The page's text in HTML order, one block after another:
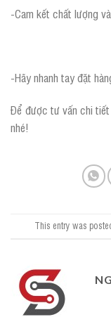
-Cam kết chất lượng
-Hãy nhanh tay đặt
Để được tư vấn chi
nhé!
This entry was